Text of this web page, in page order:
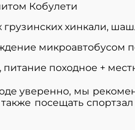
Кобулети
грузинских хинкали,
микроавтобусом
питание походное +
уверенно, мы
также посещать